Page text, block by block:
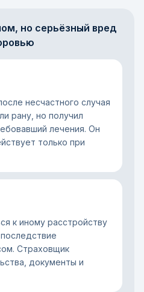
но серьёзный вред
несчастного случая
рану, но получил
лечения. Он
только при
к иному расстройству
Страховщик
документы и